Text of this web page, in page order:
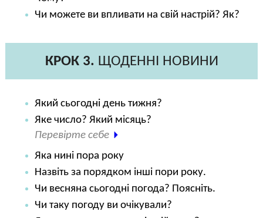
Чи можете ви впливати на свій настрій? Як?
КРОК 3. ЩОДЕННІ НОВИНИ
Який сьогодні день тижня?
Яке число? Який місяць?
Перевірте себе
Яка нині пора року
Назвіть за порядком інші пори року.
Чи весняна сьогодні погода? Поясніть.
Чи таку погоду ви очікували?